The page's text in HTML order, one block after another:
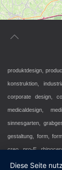
produktdesign,
konstruktion,
corporate design,
medicaldesign,
sinnesgarten,
gestaltung, form,
creo, pro-E,
effects,
Diese Seite